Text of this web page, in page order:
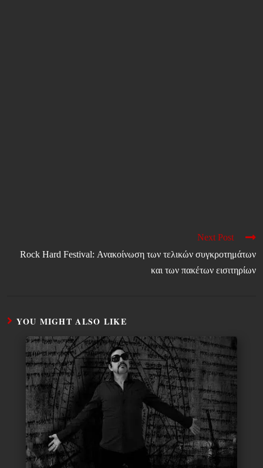
Next Post
Rock Hard Festival: Ανακοίνωση των τελικών συγκροτημάτων
και των πακέτων εισιτηρίων
YOU MIGHT ALSO LIKE